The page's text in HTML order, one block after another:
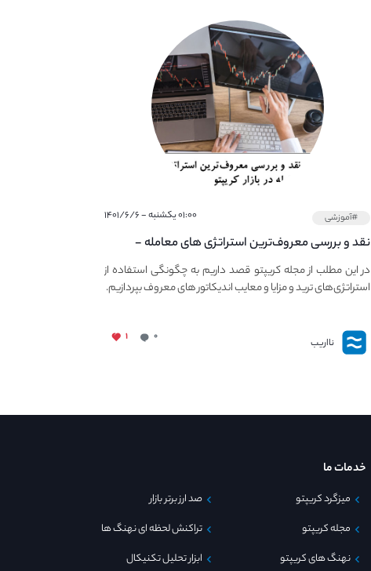
#آموزشی ۰۱:۰۰ یکشنبه - ۱۴۰۱/۶/۶
نقد و بررسی معروف‌ترین استراتژی های معامله -
معرفی استراتژی های مهم ترید در بازار کریپتو
در این مطلب از مجله کریپتو قصد داریم به چگونگی استفاده از
استراتژی‌های ترید و مزایا و معایب اندیکاتور های معروف بپردازیم.
نااریب ۰ ۱
خدمات ما
میزگرد کریپتو
مجله کریپتو
نهنگ های کریپتو
صد ارز برتر بازار
تراکنش لحظه ای نهنگ ها
ابزار تحلیل تکنیکال